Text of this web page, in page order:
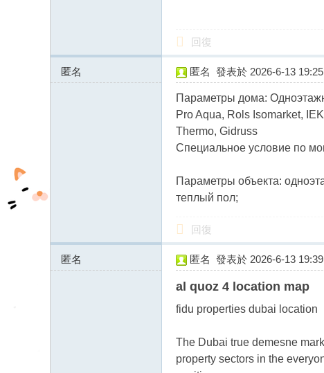
回復
匿名
95.142.47.x:12354
匿名 發表於 2026-6-13
Параметры дома:
Pro Aqua, Rols Isomarket,
Thermo, Gidruss
Специальное условие по
Параметры объекта:
теплый пол;
回復
匿名
65.21.127.x:10867
匿名 發表於 2026-6-13
al quoz 4 location map
fidu properties dubai location
The Dubai true demesne
property sectors in the